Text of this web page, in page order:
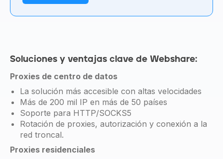
Soluciones y ventajas clave de Webshare:
Proxies de centro de datos
La solución más accesible con altas velocidades
Más de 200 mil IP en más de 50 países
Soporte para HTTP/SOCKS5
Rotación de proxies, autorización y conexión a la
red troncal.
Proxies residenciales